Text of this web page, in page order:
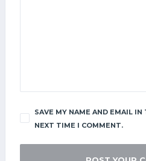
SAVE MY NAME AND EMAIL
NEXT TIME I COMMENT.